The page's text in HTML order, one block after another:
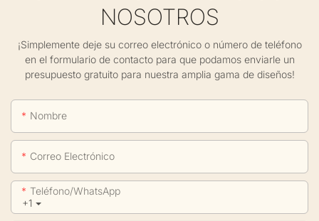
NOSOTROS
¡Simplemente deje su correo electrónico o número de teléfono
en el formulario de contacto para que podamos enviarle un
presupuesto gratuito para nuestra amplia gama de diseños!
Nombre
Correo Electrónico
+1
Teléfono/WhatsApp